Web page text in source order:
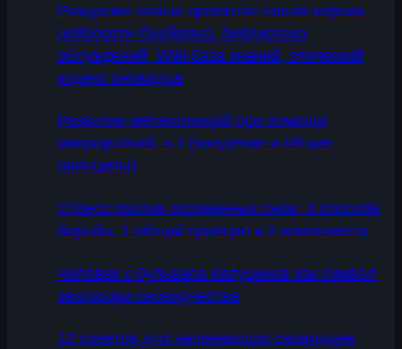
Рождение новых проектов: новая версия
нейросети Онейрона, библиотека
обсуждений, Wiki-база знаний, этический
кодекс сновидца
Развитие метакогниций при помощи
микроусилий, ч.1 (введение и общие
принципы)
Стресс против осознанных снов: 3 способа
борьбы, 1 общий принцип и 2 компонента
Человек с бульвара Капуцинов как символ
эволюции сновидчества
12 советов для начинающих сновидцев